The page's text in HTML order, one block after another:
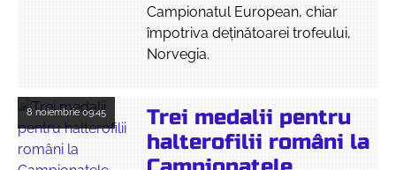
Campionatul European, chiar
împotriva deținătoarei trofeului,
Norvegia.
8 noiembrie09:45
Trei medalii pentru
halterofilii români la